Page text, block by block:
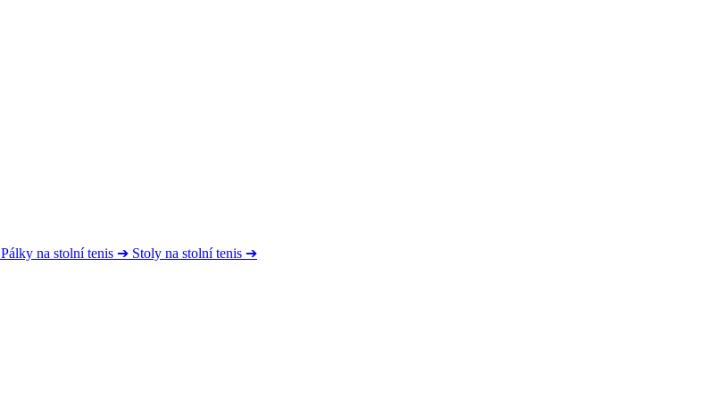
Pálky na stolní tenis ➔ Stoly na stolní tenis ➔